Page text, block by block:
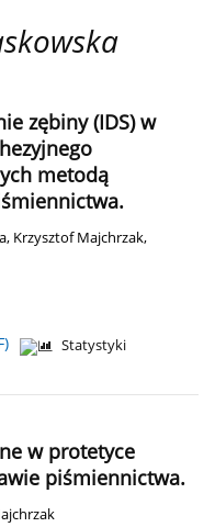
zębiny (IDS) w
metodą
, Krzysztof Majchrzak,
Statystyki
w protetyce
piśmiennictwa.